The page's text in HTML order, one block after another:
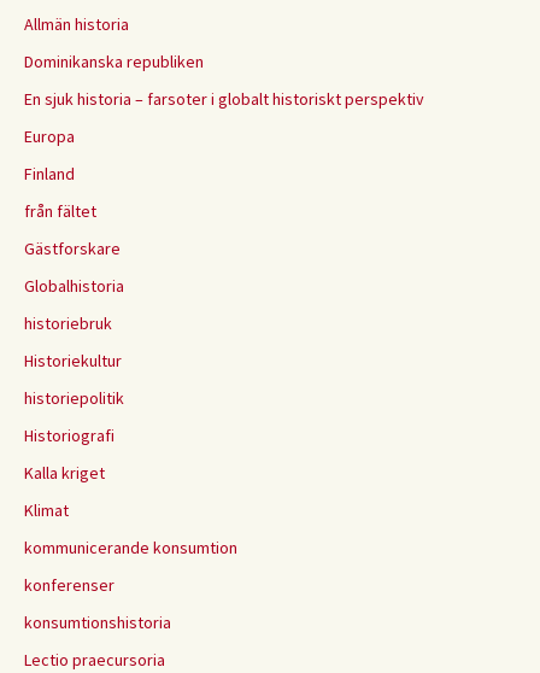
Allmän historia
Dominikanska republiken
En sjuk historia – farsoter i globalt historiskt perspektiv
Europa
Finland
från fältet
Gästforskare
Globalhistoria
historiebruk
Historiekultur
historiepolitik
Historiografi
Kalla kriget
Klimat
kommunicerande konsumtion
konferenser
konsumtionshistoria
Lectio praecursoria